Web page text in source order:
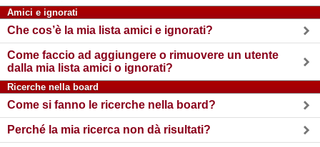
Amici e ignorati
Che cos’è la mia lista amici e ignorati?
Come faccio ad aggiungere o rimuovere un utente
dalla mia lista amici o ignorati?
Ricerche nella board
Come si fanno le ricerche nella board?
Perché la mia ricerca non dà risultati?